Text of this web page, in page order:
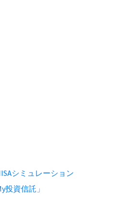
シミュレーション
投資信託」